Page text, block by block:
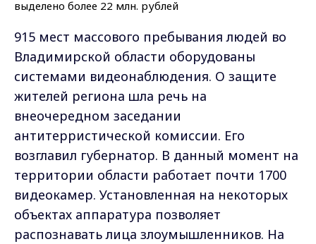
915 мест массового пребывания людей во
Владимирской области оборудованы
системами видеонаблюдения. О защите
жителей региона шла речь на
внеочередном заседании
антитерристической комиссии. Его
возглавил губернатор. В данный момент на
территории области работает почти 1700
видеокамер. Установленная на некоторых
объектах аппаратура позволяет
распознавать лица злоумышленников. На